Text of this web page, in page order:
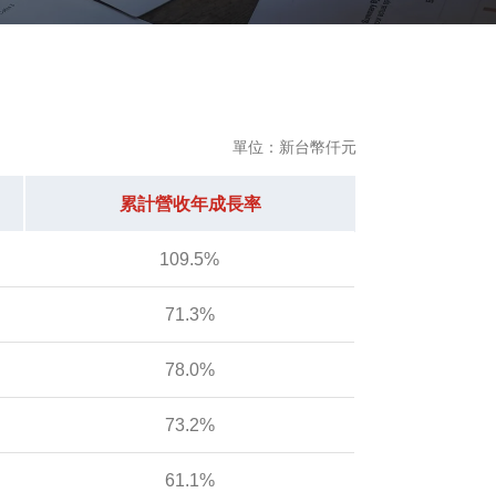
單位：新台幣仟元
累計營收年成長率
109.5%
71.3%
78.0%
73.2%
61.1%